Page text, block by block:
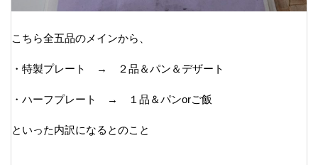
こちら全五品のメインから、
・特製プレート → ２品＆パン＆デザート
・ハーフプレート → １品＆パンorご飯
といった内訳になるとのこと